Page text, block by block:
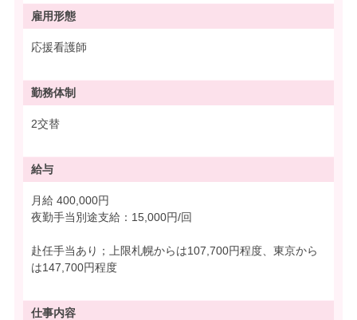
雇用形態
応援看護師
勤務体制
2交替
給与
月給 400,000円
夜勤手当別途支給：15,000円/回
赴任手当あり；上限札幌からは107,700円程度、東京から
は147,700円程度
仕事内容